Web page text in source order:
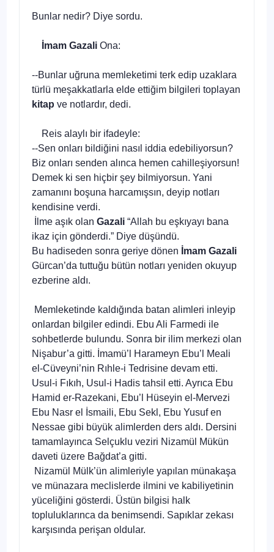
Bunlar nedir? Diye sordu.
İmam Gazali Ona:
--Bunlar uğruna memleketimi terk edip uzaklara
türlü meşakkatlarla elde ettiğim bilgileri toplayan
kitap ve notlardır, dedi.
Reis alaylı bir ifadeyle:
--Sen onları bildiğini nasıl iddia edebiliyorsun?
Biz onları senden alınca hemen cahilleşiyorsun!
Demek ki sen hiçbir şey bilmiyorsun. Yani
zamanını boşuna harcamışsın, deyip notları
kendisine verdi.
İlme aşık olan Gazali “Allah bu eşkıyayı bana
ikaz için gönderdi.” Diye düşündü.
Bu hadiseden sonra geriye dönen İmam Gazali
Gürcan’da tuttuğu bütün notları yeniden okuyup
ezberine aldı.
Memleketinde kaldığında batan alimleri inleyip
onlardan bilgiler edindi. Ebu Ali Farmedi ile
sohbetlerde bulundu. Sonra bir ilim merkezi olan
Nişabur’a gitti. İmamü’l Harameyn Ebu’l Meali
el-Cüveyni’nin Rıhle-i Tedrisine devam etti.
Usul-i Fıkıh, Usul-i Hadis tahsil etti. Ayrıca Ebu
Hamid er-Razekani, Ebu’l Hüseyin el-Mervezi
Ebu Nasr el İsmaili, Ebu Sekl, Ebu Yusuf en
Nessae gibi büyük alimlerden ders aldı. Dersini
tamamlayınca Selçuklu veziri Nizamül Mükün
daveti üzere Bağdat’a gitti.
Nizamül Mülk’ün alimleriyle yapılan münakaşa
ve münazara meclislerde ilmini ve kabiliyetinin
yüceliğini gösterdi. Üstün bilgisi halk
topluluklarınca da benimsendi. Sapıklar zekası
karşısında perişan oldular.